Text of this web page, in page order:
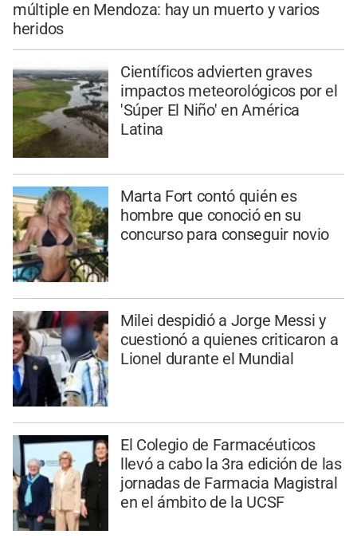
múltiple en Mendoza: hay un muerto y varios
heridos
Científicos advierten graves
impactos meteorológicos por el
'Súper El Niño' en América
Latina
Marta Fort contó quién es
hombre que conoció en su
concurso para conseguir novio
Milei despidió a Jorge Messi y
cuestionó a quienes criticaron a
Lionel durante el Mundial
El Colegio de Farmacéuticos
llevó a cabo la 3ra edición de las
jornadas de Farmacia Magistral
en el ámbito de la UCSF